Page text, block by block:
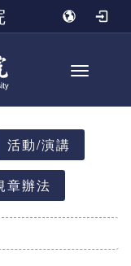
Toggle
活動/演講
章辦法